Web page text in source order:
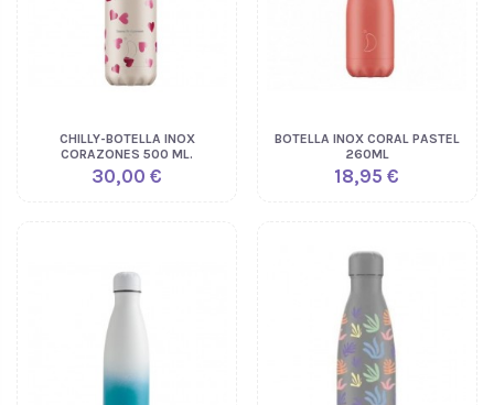
CHILLY-BOTELLA INOX
CORAZONES 500 ML.
30,00 €
BOTELLA INOX CORAL PASTEL
260ML
18,95 €